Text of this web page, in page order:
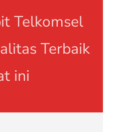
Telkomsel
Terbaik
ini